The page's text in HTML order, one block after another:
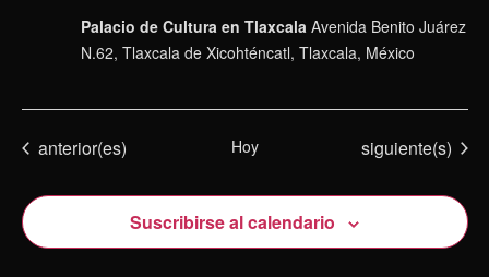
Palacio de Cultura en Tlaxcala Avenida Benito Juárez
N.62, Tlaxcala de Xicohténcatl, Tlaxcala, México
Eventos
anterior(es) Hoy Eventos
siguiente(s)
Suscribirse al calendario